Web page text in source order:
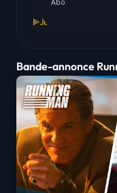
Bande-annonce